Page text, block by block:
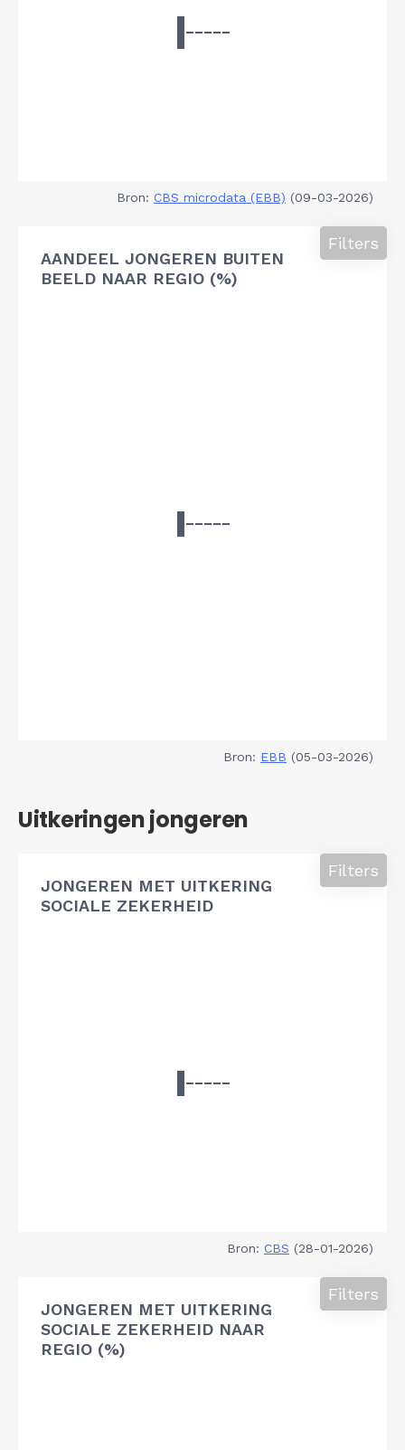
Bron: CBS microdata (EBB) (09-03-2026)
AANDEEL JONGEREN BUITEN
BEELD NAAR REGIO (%)
Filters
Bron: EBB (05-03-2026)
Uitkeringen jongeren
JONGEREN MET UITKERING
SOCIALE ZEKERHEID
Filters
Bron: CBS (28-01-2026)
JONGEREN MET UITKERING
SOCIALE ZEKERHEID NAAR
REGIO (%)
Filters